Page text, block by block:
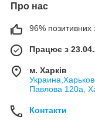
Про нас
96% позитивних
Працює з
м. Харків
Павлова 120а,
Контакти